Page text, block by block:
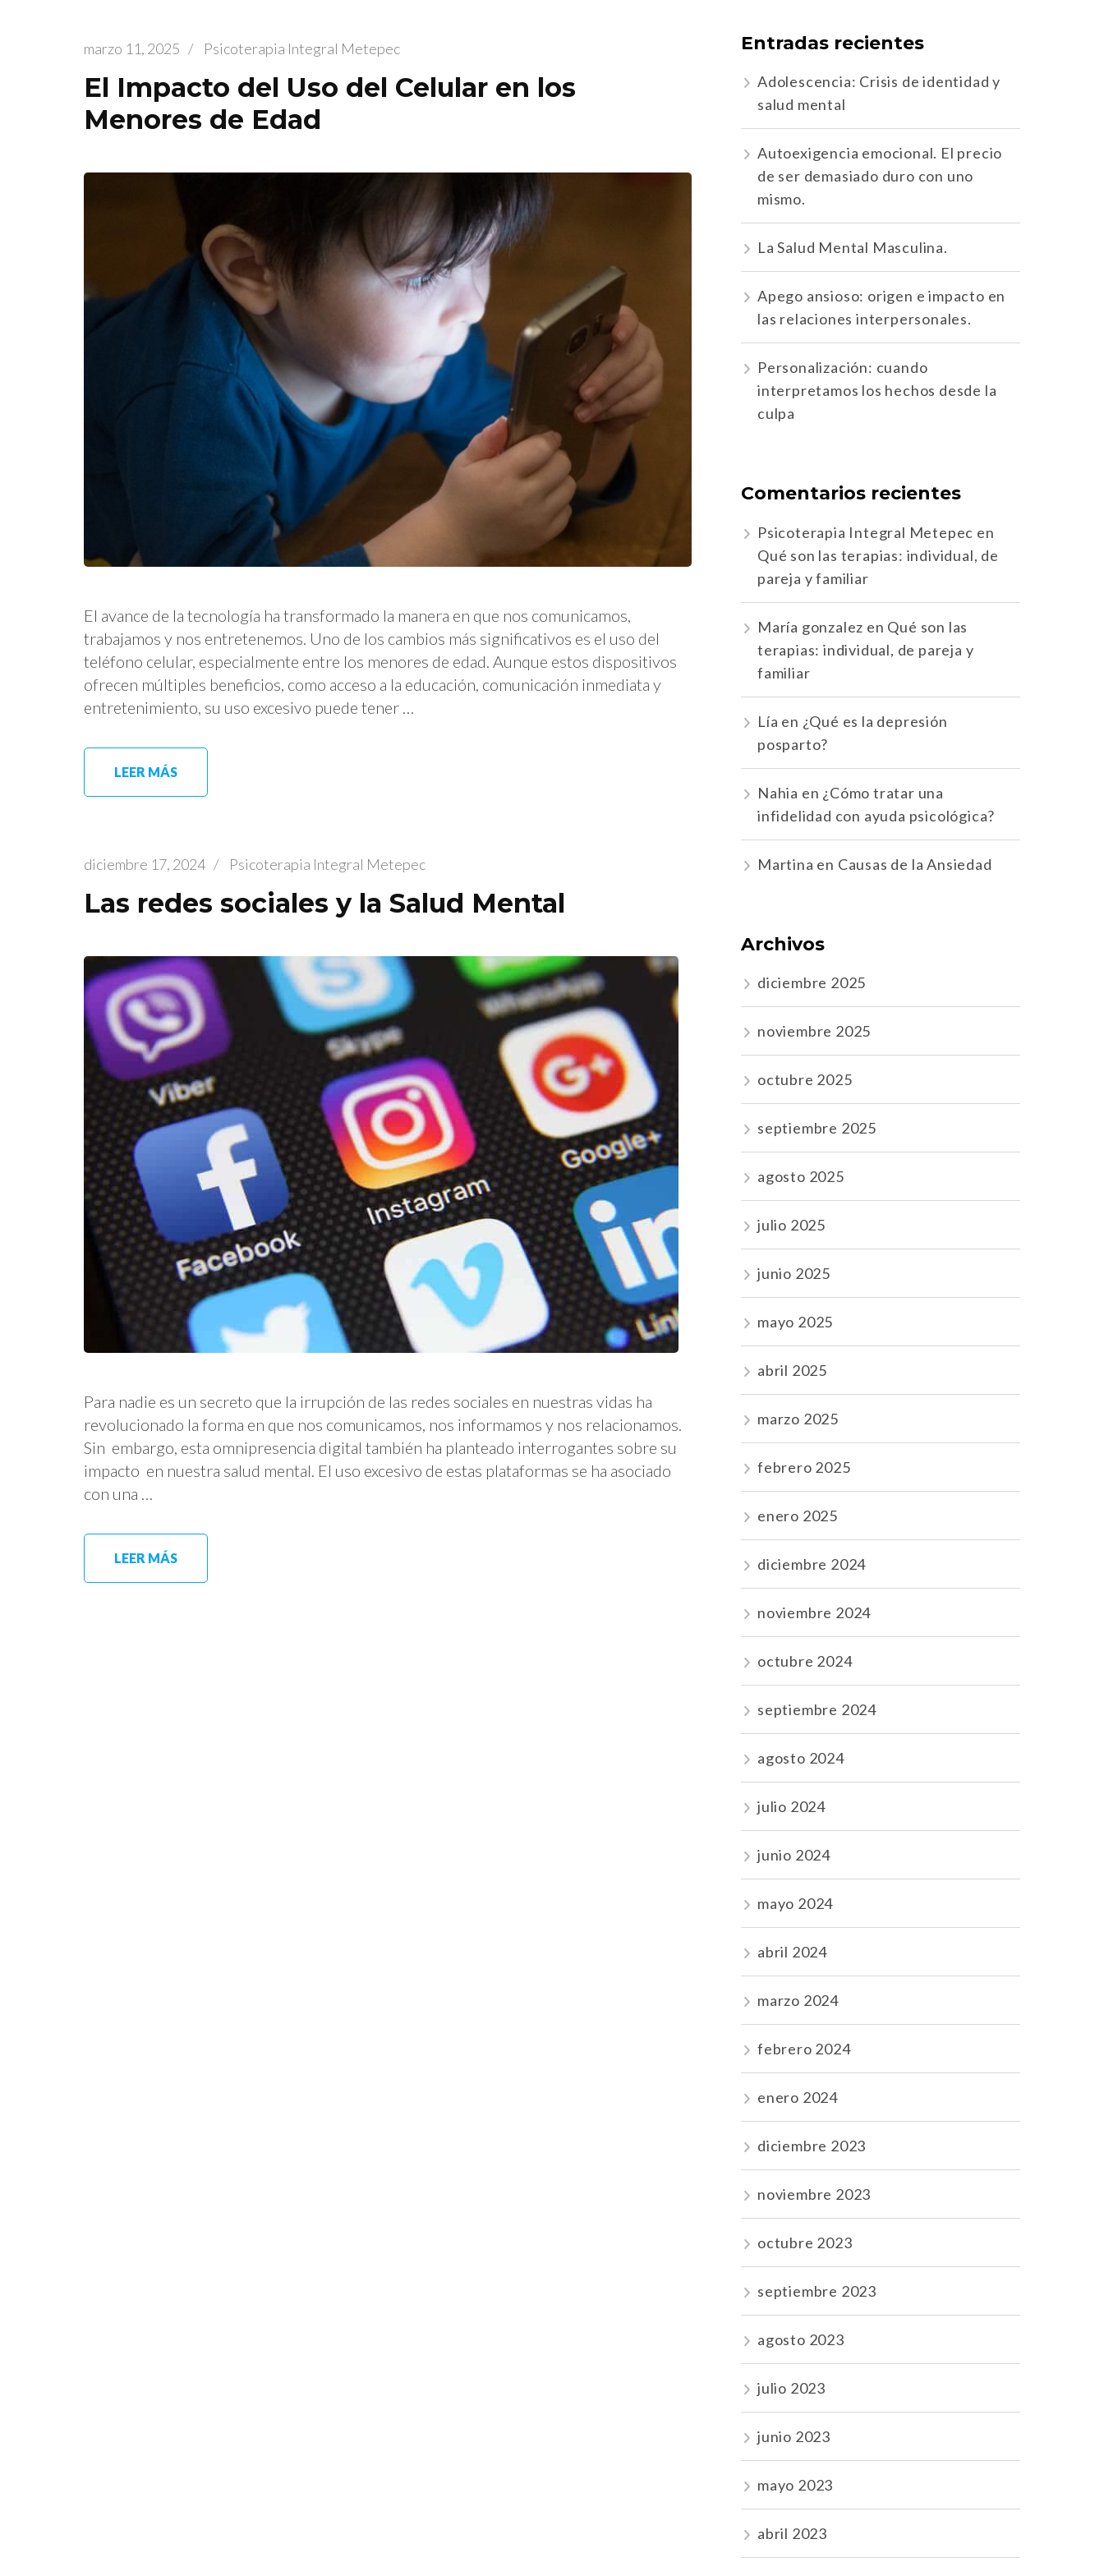
marzo 11, 2025 / Psicoterapia Integral Metepec
El Impacto del Uso del Celular en los
Menores de Edad
El avance de la tecnología ha transformado la manera en que nos comunicamos,
trabajamos y nos entretenemos. Uno de los cambios más significativos es el uso del
teléfono celular, especialmente entre los menores de edad. Aunque estos dispositivos
ofrecen múltiples beneficios, como acceso a la educación, comunicación inmediata y
entretenimiento, su uso excesivo puede tener …
LEER MÁS
diciembre 17, 2024 / Psicoterapia Integral Metepec
Las redes sociales y la Salud Mental
Para nadie es un secreto que la irrupción de las redes sociales en nuestras vidas ha
revolucionado la forma en que nos comunicamos, nos informamos y nos relacionamos.
Sin embargo, esta omnipresencia digital también ha planteado interrogantes sobre su
impacto en nuestra salud mental. El uso excesivo de estas plataformas se ha asociado
con una …
LEER MÁS
Entradas recientes
Adolescencia: Crisis de identidad y
salud mental
Autoexigencia emocional. El precio
de ser demasiado duro con uno
mismo.
La Salud Mental Masculina.
Apego ansioso: origen e impacto en
las relaciones interpersonales.
Personalización: cuando
interpretamos los hechos desde la
culpa
Comentarios recientes
Psicoterapia Integral Metepec en
Qué son las terapias: individual, de
pareja y familiar
María gonzalez en Qué son las
terapias: individual, de pareja y
familiar
Lía en ¿Qué es la depresión
posparto?
Nahia en ¿Cómo tratar una
infidelidad con ayuda psicológica?
Martina en Causas de la Ansiedad
Archivos
diciembre 2025
noviembre 2025
octubre 2025
septiembre 2025
agosto 2025
julio 2025
junio 2025
mayo 2025
abril 2025
marzo 2025
febrero 2025
enero 2025
diciembre 2024
noviembre 2024
octubre 2024
septiembre 2024
agosto 2024
julio 2024
junio 2024
mayo 2024
abril 2024
marzo 2024
febrero 2024
enero 2024
diciembre 2023
noviembre 2023
octubre 2023
septiembre 2023
agosto 2023
julio 2023
junio 2023
mayo 2023
abril 2023